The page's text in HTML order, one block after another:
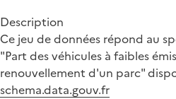
Description
Ce jeu de données répond au
"Part des véhicules à faibles
renouvellement d'un parc"
schema.data.gouv.fr